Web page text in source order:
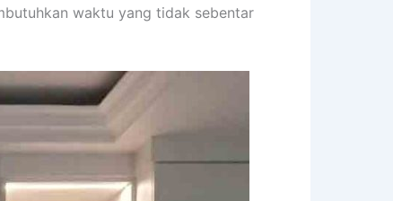
waktu yang tidak sebentar